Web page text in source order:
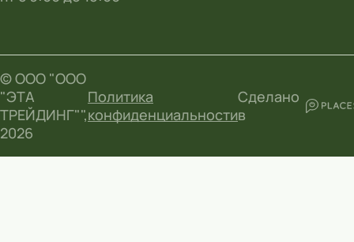
© ООО "ООО
"ЭТА
ТРЕЙДИНГ"",
2026
Политика
конфиденциальности
Сделано
в